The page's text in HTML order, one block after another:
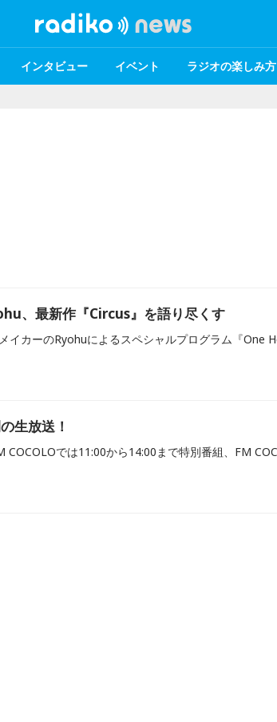
インタビュー イベント ラジオの楽しみ方
、最新作『Circus』を語り尽くす
生放送！